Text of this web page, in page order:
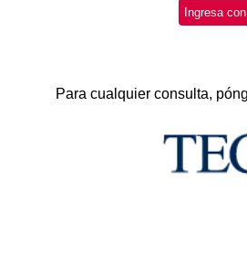
Para cualquier consulta,